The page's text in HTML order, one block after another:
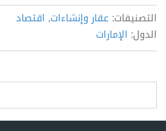
التصنيفات:عقار وإنشاءات,اقتصاد
الدول:الإمارات
Search form